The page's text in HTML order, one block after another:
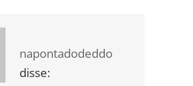
napontadodeddo
disse: